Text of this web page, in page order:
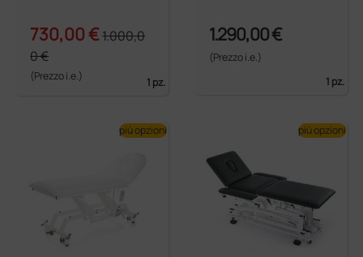
730,00 €1.000,0
0 €
(Prezzo i.e.) 1 pz.
1.290,00 €
(Prezzo i.e.)
1 pz.
più opzioni più opzioni